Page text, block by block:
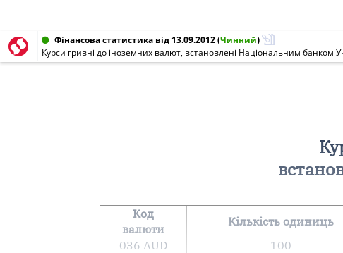
Фінансова статистика від 13.09.2012(Чинний)
Курси гривні до іноземних валют, встановлені Національним банком
Код
валюти
Кількість одиниць
036 AUD
100